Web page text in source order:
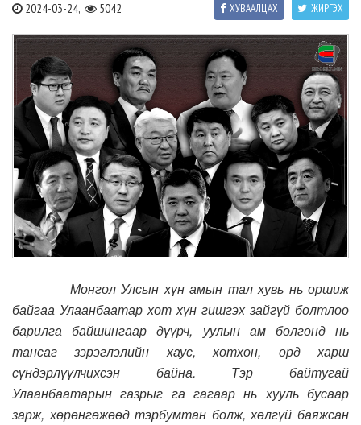
2024-03-24, 5042 ЖИРГЭХ
ХУВААЛЦАХ
Монгол Улсын хүн амын тал хувь нь оршиж
байгаа Улаанбаатар хот хүн гишгэх зайгүй болтлоо
барилга байшингаар дүүрч, уулын ам болгонд нь
тансаг зэрэглэлийн хаус, хотхон, орд харш
сүндэрлүүлчихсэн байна. Тэр байтугай
Улаанбаатарын газрыг га гагаар нь хууль бусаар
зарж, хөрөнгөжөөд тэрбумтан болж, хөлгүй баяжсан